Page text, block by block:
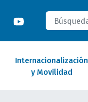
Buscar
Internacionalización
y Movilidad